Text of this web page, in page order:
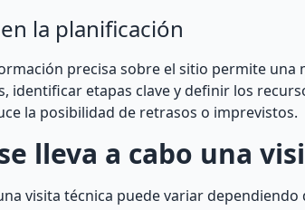
la planificación
precisa sobre el sitio permite
identificar etapas clave y definir los
la posibilidad de retrasos o imprevistos.
lleva a cabo una
visita técnica puede variar